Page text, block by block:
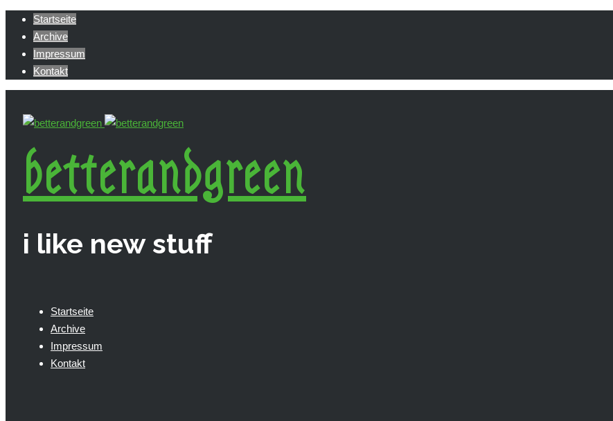
Startseite
Archive
Impressum
Kontakt
betterandgreen
i like new stuff
Startseite
Archive
Impressum
Kontakt